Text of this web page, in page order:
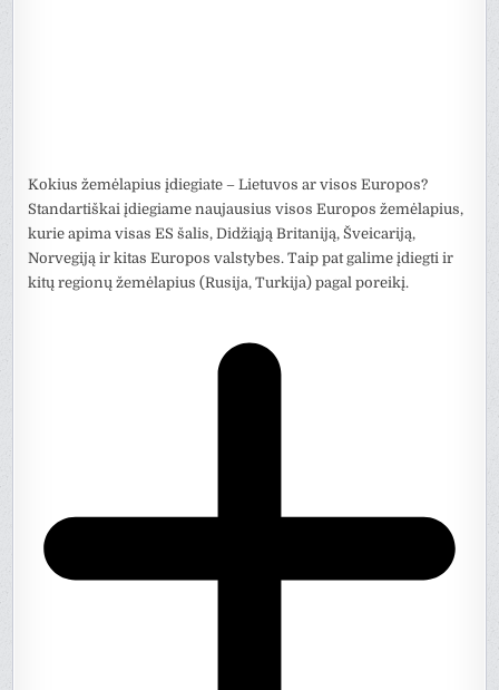
Kokius žemėlapius įdiegiate – Lietuvos ar visos Europos?
Standartiškai įdiegiame naujausius visos Europos žemėlapius,
kurie apima visas ES šalis, Didžiąją Britaniją, Šveicariją,
Norvegiją ir kitas Europos valstybes. Taip pat galime įdiegti ir
kitų regionų žemėlapius (Rusija, Turkija) pagal poreikį.